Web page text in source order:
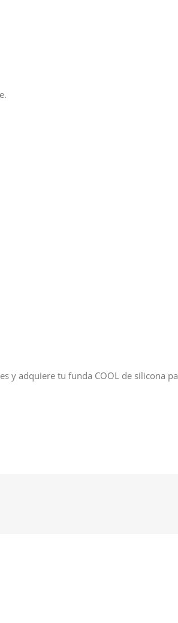
y adquiere tu funda COOL de silicona